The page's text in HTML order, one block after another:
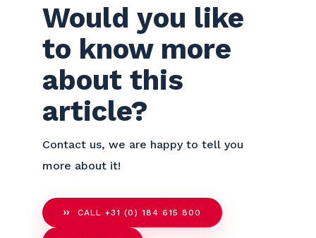
Would you like
to know more
about this
article?
Contact us, we are happy to tell you
more about it!
CALL +31 (0) 184 615 800